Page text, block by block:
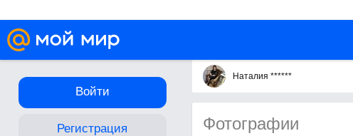
Войти
Регистрация
Наталия ******
Фотографии